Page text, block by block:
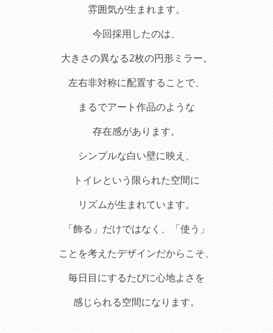
雰囲気が生まれます。
今回採用したのは、
大きさの異なる2枚の円形ミラー。
左右非対称に配置することで、
まるでアート作品のような
存在感があります。
シンプルな白い壁に映え、
トイレという限られた空間に
リズムが生まれています。
「飾る」だけではなく、「使う」
ことを考えたデザインだからこそ、
毎日目にするたびに心地よさを
感じられる空間になります。